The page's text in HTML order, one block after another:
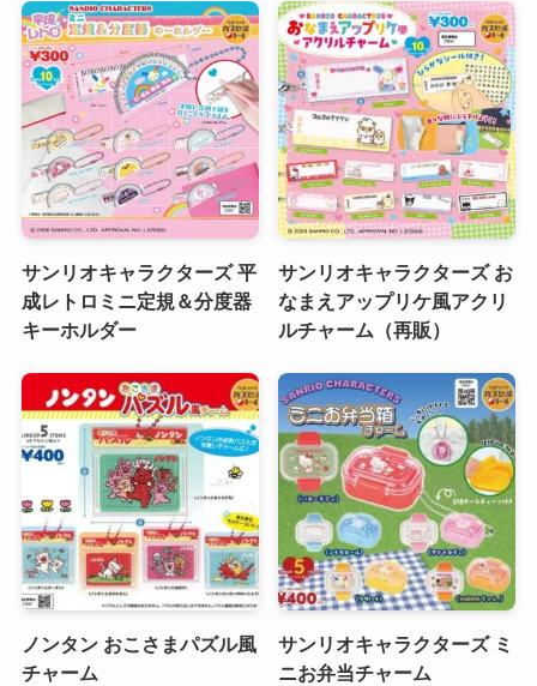
サンリオキャラクターズ 平
成レトロミニ定規＆分度器
キーホルダー
サンリオキャラクターズ お
なまえアップリケ風アクリ
ルチャーム（再販）
ノンタン おこさまパズル風
チャーム
サンリオキャラクターズ ミ
ニお弁当チャーム